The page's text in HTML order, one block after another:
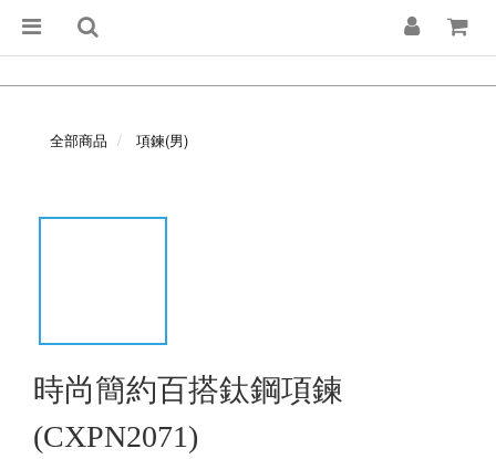
全部商品 項鍊(男)
時尚簡約百搭鈦鋼項鍊
(CXPN2071)